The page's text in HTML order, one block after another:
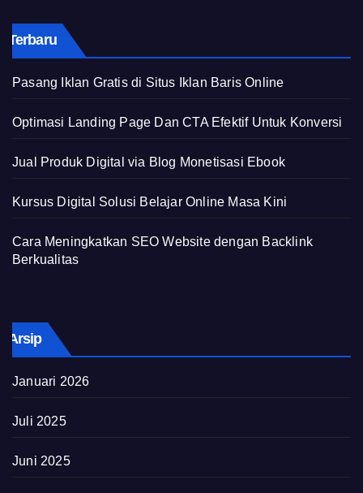
Terbaru
Pasang Iklan Gratis di Situs Iklan Baris Online
Optimasi Landing Page Dan CTA Efektif Untuk Konversi
Jual Produk Digital via Blog Monetisasi Ebook
Kursus Digital Solusi Belajar Online Masa Kini
Cara Meningkatkan SEO Website dengan Backlink
Berkualitas
Arsip
Januari 2026
Juli 2025
Juni 2025